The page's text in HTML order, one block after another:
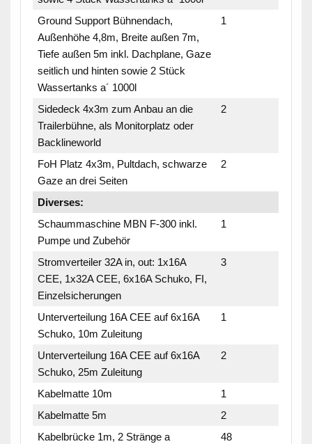
Ground Support Bühnendach,
Außenhöhe 4,8m, Breite außen 7m,
Tiefe außen 5m inkl. Dachplane, Gaze
seitlich und hinten sowie 2 Stück
Wassertanks a´ 1000l
1
Sidedeck 4x3m zum Anbau an die
Trailerbühne, als Monitorplatz oder
Backlineworld
2
FoH Platz 4x3m, Pultdach, schwarze
Gaze an drei Seiten
2
Diverses:
Schaummaschine MBN F-300 inkl.
Pumpe und Zubehör
1
Stromverteiler 32A in, out: 1x16A
CEE, 1x32A CEE, 6x16A Schuko, FI,
Einzelsicherungen
3
Unterverteilung 16A CEE auf 6x16A
Schuko, 10m Zuleitung
1
Unterverteilung 16A CEE auf 6x16A
Schuko, 25m Zuleitung
2
Kabelmatte 10m
1
Kabelmatte 5m
2
Kabelbrücke 1m, 2 Stränge a
48